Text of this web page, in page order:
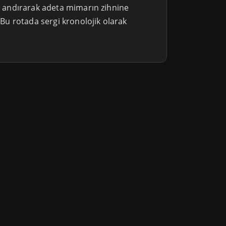
andırarak adeta mimarın zihnine
rotada sergi kronolojik olarak